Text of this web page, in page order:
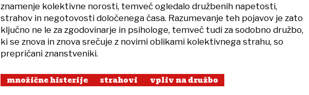
znamenje kolektivne norosti, temveč ogledalo družbenih napetosti,
strahov in negotovosti določenega časa. Razumevanje teh pojavov je zato
ključno ne le za zgodovinarje in psihologe, temveč tudi za sodobno družbo,
ki se znova in znova srečuje z novimi oblikami kolektivnega strahu, so
prepričani znanstveniki.
množične histerije strahovi vpliv na družbo